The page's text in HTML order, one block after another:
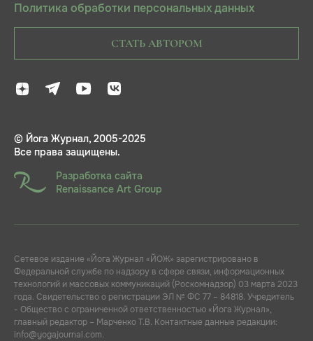
Политика обработки персональных данных
СТАТЬ АВТОРОМ
© Йога Журнал, 2005-2025
Все права защищены.
Разработка сайта
Renaissance Art Group
Сетевое издание «Йога Журнал «ЙОЖ» зарегистрировано в
Федеральной службе по надзору в сфере связи, информационных
технологий и массовых коммуникаций (Роскомнадзор) 03 марта 2023
года. Свидетельство о регистрации ЭЛ № ФС 77 – 84818. Учредитель
- Общество с ограниченной ответственностью «Йога Журнал»,
главный редактор – Марченко Т.В. Контактные данные редакции:
info@yogajournal.com.